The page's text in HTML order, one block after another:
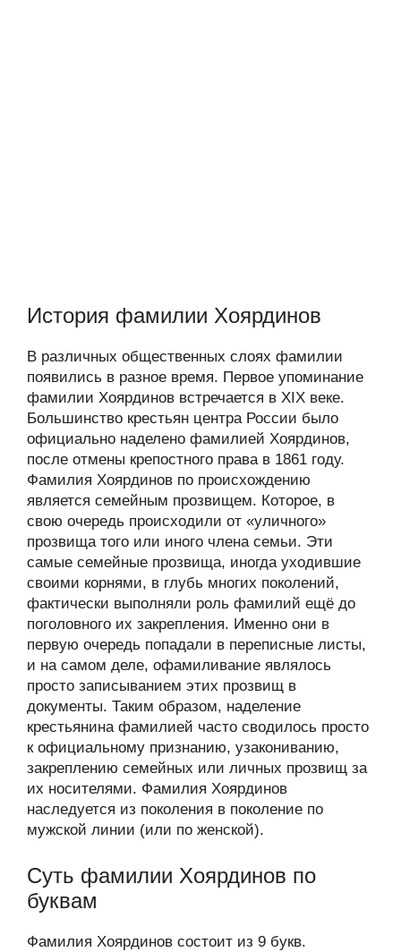
История фамилии Хоярдинов
В различных общественных слоях фамилии
появились в разное время. Первое упоминание
фамилии Хоярдинов встречается в XIX веке.
Большинство крестьян центра России было
официально наделено фамилией Хоярдинов,
после отмены крепостного права в 1861 году.
Фамилия Хоярдинов по происхождению
является семейным прозвищем. Которое, в
свою очередь происходили от «уличного»
прозвища того или иного члена семьи. Эти
самые семейные прозвища, иногда уходившие
своими корнями, в глубь многих поколений,
фактически выполняли роль фамилий ещё до
поголовного их закрепления. Именно они в
первую очередь попадали в переписные листы,
и на самом деле, офамиливание являлось
просто записыванием этих прозвищ в
документы. Таким образом, наделение
крестьянина фамилией часто сводилось просто
к официальному признанию, узакониванию,
закреплению семейных или личных прозвищ за
их носителями. Фамилия Хоярдинов
наследуется из поколения в поколение по
мужской линии (или по женской).
Суть фамилии Хоярдинов по
буквам
Фамилия Хоярдинов состоит из 9 букв.